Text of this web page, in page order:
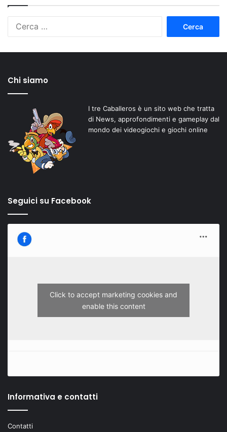
Chi siamo
I tre Caballeros è un sito web che tratta
di News, approfondimenti e gameplay dal
mondo dei videogiochi e giochi online
Seguici su Facebook
Click to accept marketing cookies and
enable this content
Informativa e contatti
Contatti